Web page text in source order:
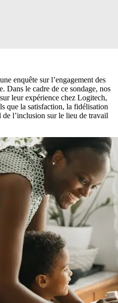
enquête sur l’engagement des
Dans le cadre de ce sondage, nos
leur expérience chez Logitech,
que la satisfaction, la fidélisation
de l’inclusion sur le lieu de travail